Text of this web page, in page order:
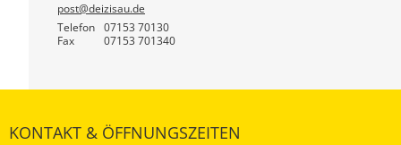
post@deizisau.de
Telefon
07153 70130
Fax 07153 701340
KONTAKT & ÖFFNUNGSZEITEN